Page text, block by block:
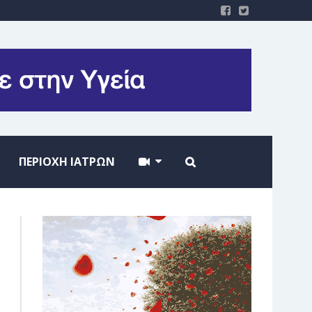
ΠΕΡΙΟΧΗ ΙΑΤΡΩΝ